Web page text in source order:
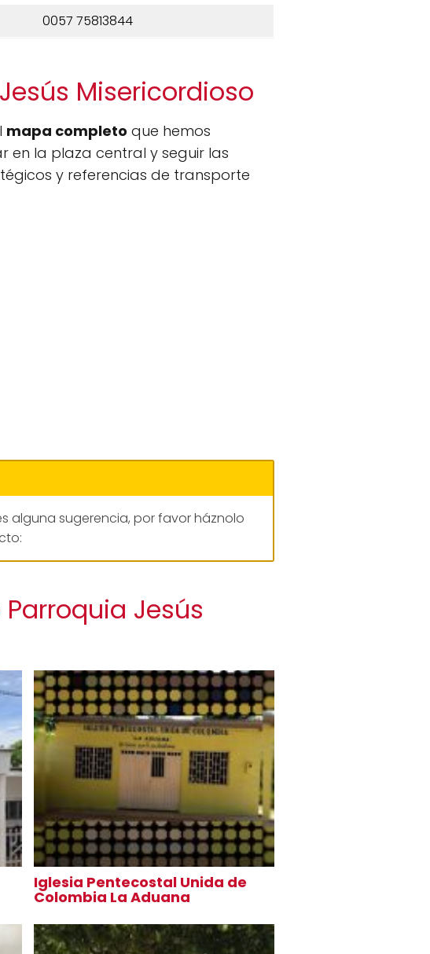
0057 75813844
Misericordioso
mapa completo que hemos
en la plaza central y seguir las
y referencias de transporte
alguna sugerencia, por favor háznolo
Jesús
Iglesia Pentecostal Unida de
Colombia La Aduana